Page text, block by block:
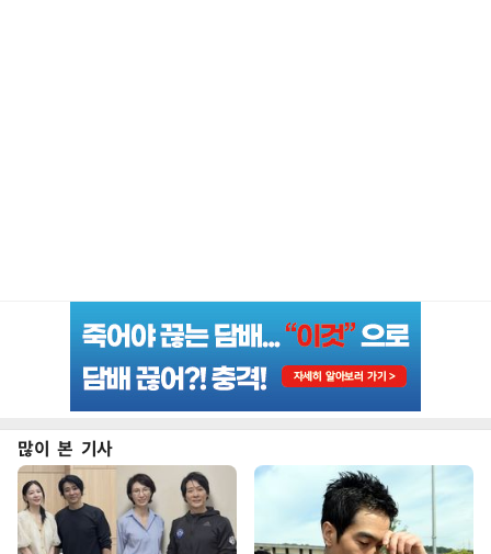
많이 본 기사